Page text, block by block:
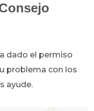
dado el permiso
problema con los
ayude.